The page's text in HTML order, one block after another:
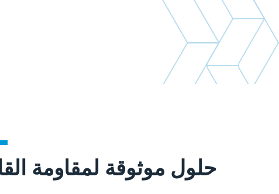
حلول موثوقة لمقاومة